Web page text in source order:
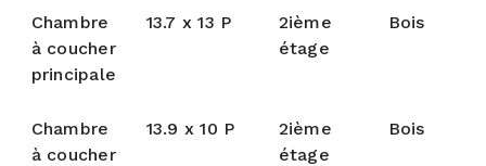
Chambre
à coucher
principale
13.7 x 13 P
2ième
étage
Bois
Chambre
à coucher
13.9 x 10 P
2ième
étage
Bois